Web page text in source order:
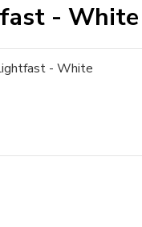
- White